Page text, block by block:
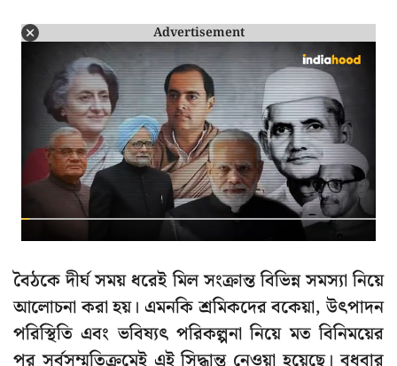
Advertisement
বৈঠকে দীর্ঘ সময় ধরেই মিল সংক্রান্ত বিভিন্ন সমস্যা নিয়ে
আলোচনা করা হয়। এমনকি শ্রমিকদের বকেয়া, উৎপাদন
পরিস্থিতি এবং ভবিষ্যৎ পরিকল্পনা নিয়ে মত বিনিময়ের